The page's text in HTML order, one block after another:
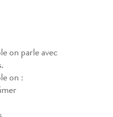
on parle avec
on :